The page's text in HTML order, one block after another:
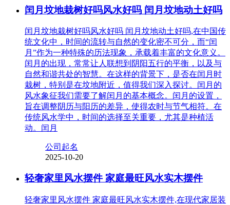
闰月坟地栽树好吗风水好吗 闰月坟地动土好吗
闰月坟地栽树好吗风水好吗 闰月坟地动土好吗,在中国传
统文化中，时间的流转与自然的变化密不可分，而“闰
月”作为一种特殊的历法现象，承载着丰富的文化意义。
闰月的出现，常常让人联想到阴阳五行的平衡，以及与
自然和谐共处的智慧。在这样的背景下，是否在闰月时
栽树，特别是在坟地附近，值得我们深入探讨。闰月的
风水象征我们需要了解闰月的基本概念。闰月的设置，
旨在调整阴历与阳历的差异，使得农时与节气相符。在
传统风水学中，时间的选择至关重要，尤其是种植活
动。闰月
公司起名
2025-10-20
轻奢家里风水摆件 家庭最旺风水实木摆件
轻奢家里风水摆件 家庭最旺风水实木摆件,在现代家居装